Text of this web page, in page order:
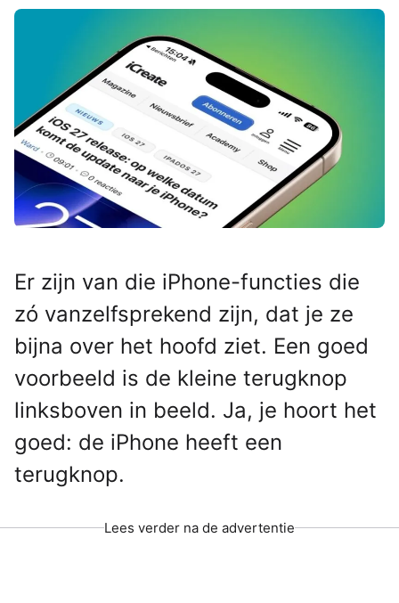
Er zijn van die iPhone-functies die
zó vanzelfsprekend zijn, dat je ze
bijna over het hoofd ziet. Een goed
voorbeeld is de kleine terugknop
linksboven in beeld. Ja, je hoort het
goed: de iPhone heeft een
terugknop.
Lees verder na de advertentie